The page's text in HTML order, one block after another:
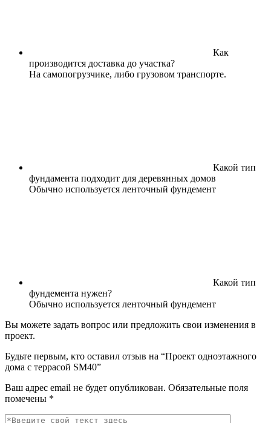
Как
производится доставка до участка?
На самопогрузчике, либо грузовом транспорте.
Какой тип
фундамента подходит для деревянных домов
Обычно используется ленточный фундемент
Какой тип
фундемента нужен?
Обычно используется ленточный фундемент
Вы можете задать вопрос или предложить свои изменения в
проект.
Будьте первым, кто оставил отзыв на “Проект одноэтажного
дома с террасой SM40”
Ваш адрес email не будет опубликован. Обязательные поля
помечены *